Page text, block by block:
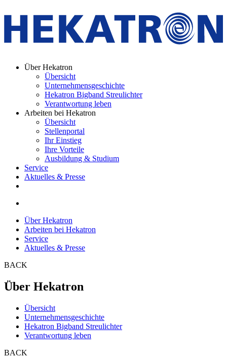
Über Hekatron
Übersicht
Unternehmensgeschichte
Hekatron Bigband Streulichter
Verantwortung leben
Arbeiten bei Hekatron
Übersicht
Stellenportal
Ihr Einstieg
Ihre Vorteile
Ausbildung & Studium
Service
Aktuelles & Presse
Über Hekatron
Arbeiten bei Hekatron
Service
Aktuelles & Presse
BACK
Über Hekatron
Übersicht
Unternehmensgeschichte
Hekatron Bigband Streulichter
Verantwortung leben
BACK